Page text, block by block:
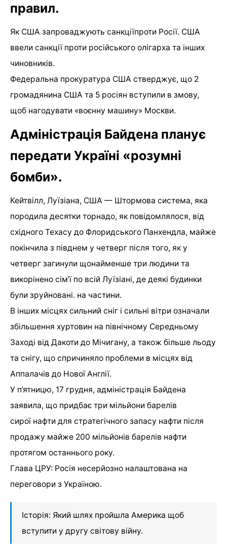
правил.
Як США запроваджують санкціїпроти Росії. США
ввели санкції проти російського олігарха та інших
чиновників.
Федеральна прокуратура США стверджує, що 2
громадянина США та 5 росіян вступили в змову,
щоб нагодувати «воєнну машину» Москви.
Адміністрація Байдена планує
передати Україні «розумні
бомби».
Кейтвілл, Луїзіана, США — Штормова система, яка
породила десятки торнадо, як повідомлялося, від
східного Техасу до Флоридського Панхендла, майже
покінчила з півднем у четверг після того, як у
четверг загинули щонайменше три людини та
викорінено сім’ї по всій Луїзіані, де деякі будинки
були зруйновані. на частини.
В інших місцях сильний сніг і сильні вітри означали
збільшення хуртовин на північному Середньому
Заході від Дакоти до Мічигану, а також більше льоду
та снігу, що спричиняло проблеми в місцях від
Аппалачів до Нової Англії.
У п’ятницю, 17 грудня, адміністрація Байдена
заявила, що придбає три мільйони барелів
сирої нафти для стратегічного запасу нафти після
продажу майже 200 мільйонів барелів нафти
протягом останнього року.
Глава ЦРУ: Росія несерйозно налаштована на
переговори з Україною.
Історія: Який шлях пройшла Америка щоб
вступити у другу світову війну.